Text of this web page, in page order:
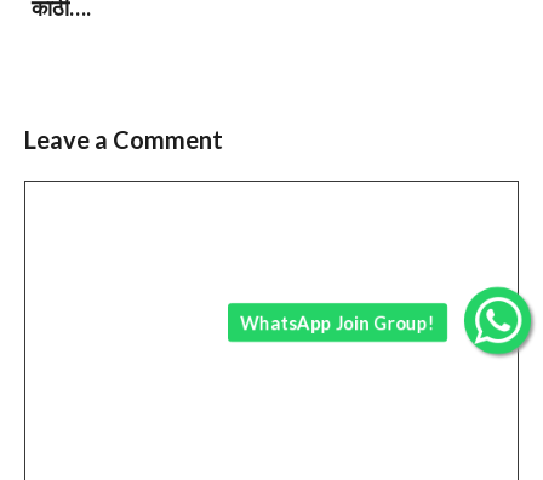
काठी….
Leave a Comment
WhatsApp Join Group!